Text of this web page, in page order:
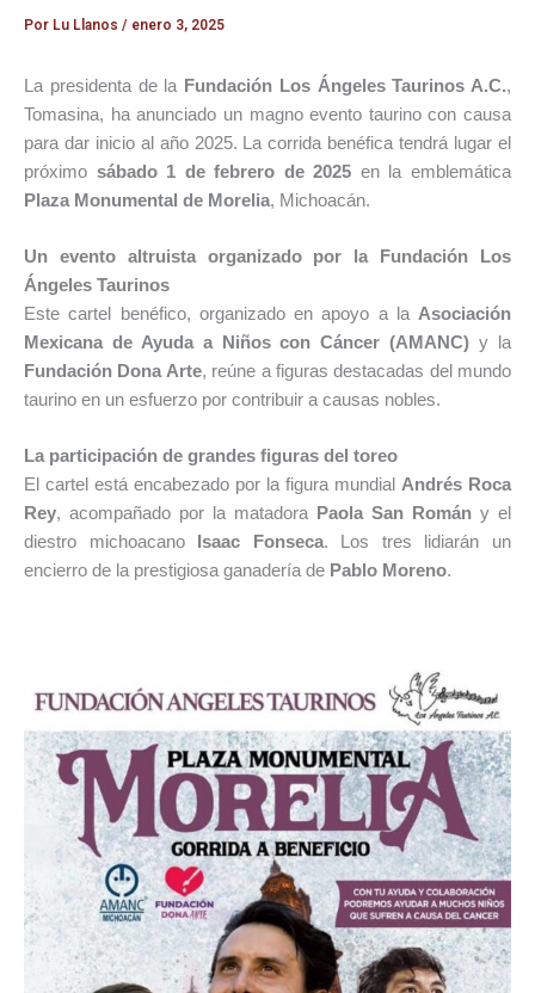
Por Lu Llanos / enero 3, 2025
La presidenta de la Fundación Los Ángeles Taurinos A.C.,
Tomasina, ha anunciado un magno evento taurino con causa
para dar inicio al año 2025. La corrida benéfica tendrá lugar el
próximo sábado 1 de febrero de 2025 en la emblemática
Plaza Monumental de Morelia, Michoacán.
Un evento altruista organizado por la Fundación Los
Ángeles Taurinos
Este cartel benéfico, organizado en apoyo a la Asociación
Mexicana de Ayuda a Niños con Cáncer (AMANC) y la
Fundación Dona Arte, reúne a figuras destacadas del mundo
taurino en un esfuerzo por contribuir a causas nobles.
La participación de grandes figuras del toreo
El cartel está encabezado por la figura mundial Andrés Roca
Rey, acompañado por la matadora Paola San Román y el
diestro michoacano
Isaac Fonseca. Los tres lidiarán un
encierro de la prestigiosa ganadería de Pablo Moreno.